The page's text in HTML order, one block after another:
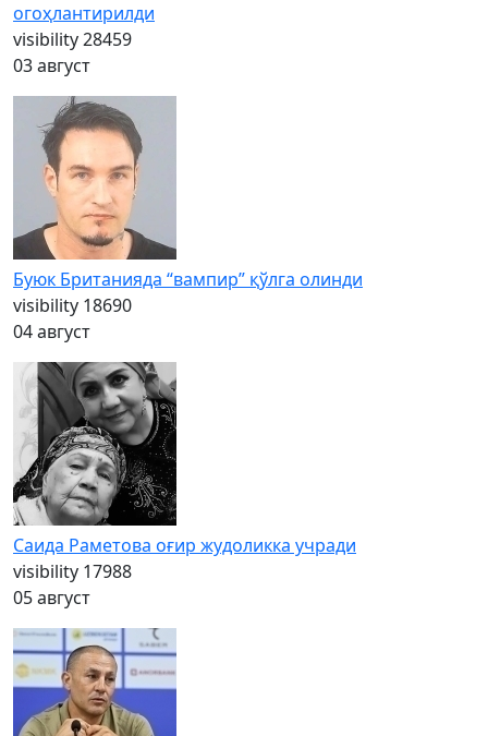
огоҳлантирилди
visibility28459
03 август
Буюк Британияда “вампир” қўлга олинди
visibility 18690
04 август
Саида Раметова оғир жудоликка учради
visibility 17988
05 август